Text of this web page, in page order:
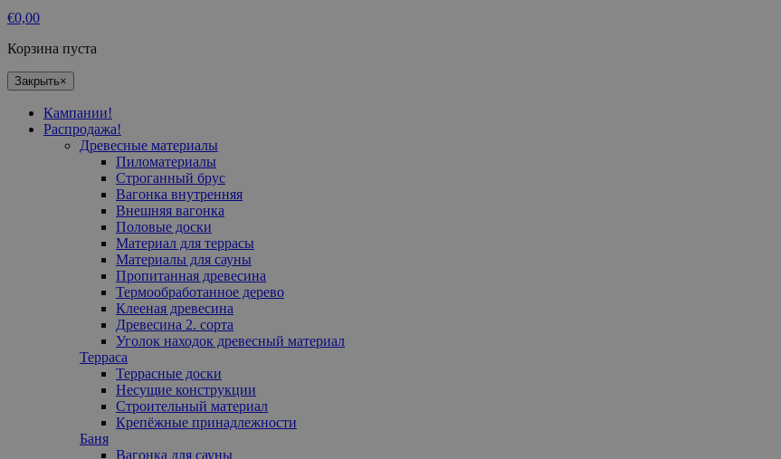
€0,00
Корзина пуста
Закрыть×
Кампании!
Распродажа!
Древесные материалы
Пиломатериалы
Cтроганный брус
Вагонка внутренняя
Внешняя вагонка
Половые доски
Материал для террасы
Mатериалы для сауны
Пропитанная древесина
Термообработанное дерево
Клееная древесина
Древесина 2. сорта
Уголок находок древесный материал
Терраса
Террасные доски
Несущие конструкции
Строительный материал
Крепёжные принадлежности
Баня
Вагонка для сауны